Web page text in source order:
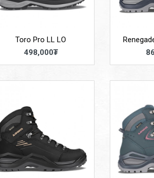
Toro Pro LL LO
498,000₮